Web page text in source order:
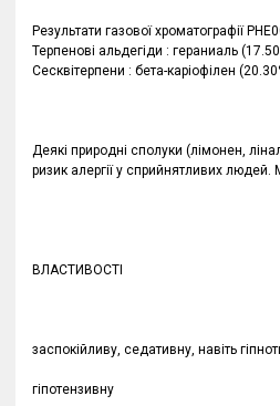
Результати газової хроматографії
Терпенові альдегіди : гераниаль
Сесквітерпени : бета-каріофілен
Деякі природні сполуки (лімонен,
ризик алергії у сприйнятливих
ВЛАСТИВОСТІ
заспокійливу, седативну, навіть
гіпотензивну